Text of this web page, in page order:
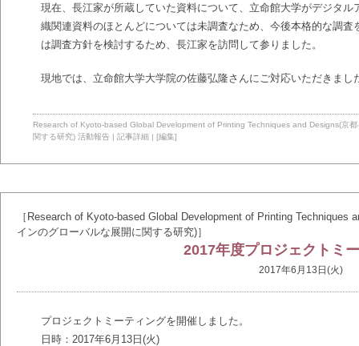
現在、長江家が所蔵していた資料について、立命館大学がデジタ
織関連資料のほとんどについては未調査なため、今後本格的な調
は調査方針を検討するため、長江家を訪問して参りました。
現地では、立命館大学大学院の佐藤弘隆さんにご対応いただきまし
Research of Kyoto-based Global Development of Printing Techniques and Designs(京
関する研究) 活動報告 | 記事詳細 | [編集]
［Research of Kyoto-based Global Development of Printing Techniques
インのグローバルな展開に関する研究)］
2017年度プロジェクトミ
2017年6月13日(火)
プロジェクトミーティングを開催しました。
日時：2017年6月13日(火)